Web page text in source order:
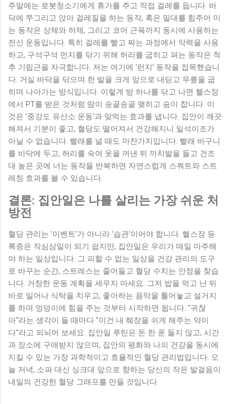
주말에는 로봇청소기에게 휴가를 주고 직접 걸레를 듭니다. 바
닥에 쭈그리고 앉아 걸레질을 하는 동작, 혹은 밀대를 힘주어 미
는 동작은 상체와 하체, 그리고 코어 근육까지 동시에 사용하는
전신 운동입니다. 특히 걸레를 빨고 짜는 과정에서 악력을 사용
하고, 구석구석 먼지를 닦기 위해 허리를 굽히고 펴는 동작은 척
추 기립근을 자극합니다. 저는 여기에 '런지' 동작을 접목했습니
다. 거실 바닥을 닦으며 한 발을 크게 앞으로 내딛고 무릎을 굽
히며 나아가는 방식입니다. 이렇게 방 하나를 닦고 나면 헬스장
에서 PT를 받은 것처럼 땀이 송골송골 맺히고 숨이 찹니다. 이
것은 '중강도 유산소 운동'과 맞먹는 효과를 냅니다. 집안이 깨끗
해져서 기분이 좋고, 혈당도 떨어져서 건강해지니 일석이조가
아닐 수 없습니다. 빨래를 널 때도 마찬가지입니다. 빨래 바구니
를 바닥에 두고, 허리를 숙여 옷을 꺼낸 뒤 까치발을 들고 건조
대 높은 곳에 너는 동작을 반복하면 자연스럽게 스쿼트와 스트
레칭 효과를 볼 수 있습니다.
결론: 집안일은 나를 살리는 가장 쉬운 처
방전
혈당 관리는 '이벤트'가 아니라 '습관'이어야 합니다. 헬스장 등
록증은 작심삼일이 되기 쉽지만, 집안일은 우리가 매일 마주해
야 하는 일상입니다. 그 피할 수 없는 일상을 건강 관리의 도구
로 바꾸는 순간, 스트레스는 줄어들고 혈당 수치는 안정을 찾습
니다. 거창한 운동 계획을 세우지 마세요. 그저 밥을 먹고 난 뒤
바로 일어나 식탁을 치우고, 좋아하는 음악을 틀어놓고 설거지
를 하며 엉덩이에 힘을 주는 것부터 시작하면 됩니다. "귀찮
아"라는 생각이 들 때마다 "이건 내 췌장을 쉬게 해주는 약이
다"라고 되뇌어 보세요. 집안일 루틴은 돈 한 푼 들지 않고, 시간
과 장소에 구애받지 않으며, 집안의 평화와 나의 건강을 동시에
지킬 수 있는 가장 과학적이고 효율적인 혈당 관리법입니다. 오
늘 저녁, 소파 대신 싱크대 앞으로 향하는 당신의 작은 발걸음이
내일의 건강한 혈당 그래프를 만들 것입니다.